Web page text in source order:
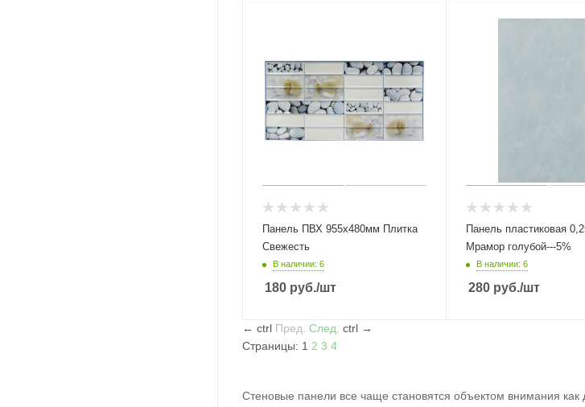
Панель ПВХ 955х480мм Плитка
Свежесть
В наличии: 6
180 руб./шт
Панель пластиковая
Мрамор голубой---5%
В наличии: 6
280 руб./шт
← ctrl Пред. След. ctrl →
Страницы: 1 2 3 4
Стеновые панели все чаще становятся объектом внимания